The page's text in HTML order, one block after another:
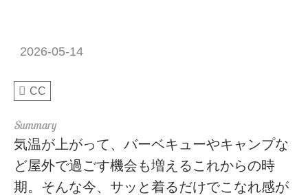
2026-05-14
CC
気温が上がって、バーベキューやキャンプな
ど屋外で過ごす機会も増えるこれからの時
期。そんな今、サッと着るだけでこなれ感が